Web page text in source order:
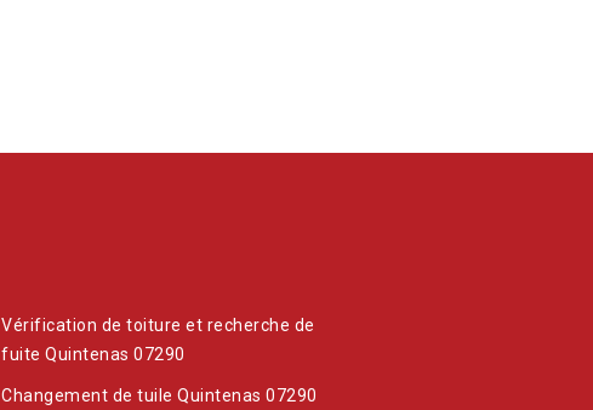
Vérification de toiture et recherche de
fuite Quintenas 07290
Changement de tuile Quintenas 07290